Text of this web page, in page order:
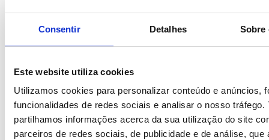
Consentir Detalhes Sobre
Este website utiliza cookies
Utilizamos cookies para personalizar conteúdo e anúncios,
funcionalidades de redes sociais e analisar o nosso tráfego.
partilhamos informações acerca da sua utilização do site
parceiros de redes sociais, de publicidade e de análise, que
Solicite orçamento para descontos exclusivos